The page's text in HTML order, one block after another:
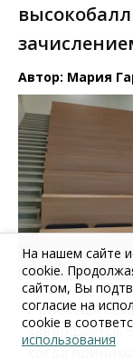
Автор: Мария
Приемная
завершается.
когда
На нашем сайте
cookie.
сайтом, Вы
согласие на
cookie в
использования